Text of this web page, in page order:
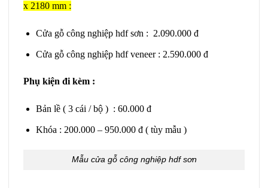
x 2180 mm :
Cửa gỗ công nghiệp hdf sơn : 2.090.000 đ
Cửa gỗ công nghiệp hdf veneer : 2.590.000 đ
Phụ kiện đi kèm :
Bản lề ( 3 cái / bộ ) : 60.000 đ
Khóa : 200.000 – 950.000 đ ( tùy mẫu )
Mẫu cửa gỗ công nghiệp hdf sơn